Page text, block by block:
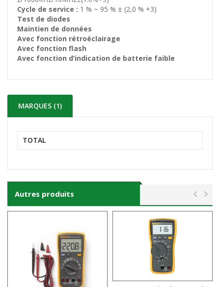
Cycle de service : 1 % ~ 95 % ± (2,0 % +3)
Test de diodes
Maintien de données
Avec fonction rétroéclairage
Avec fonction flash
Avec fonction d’indication de batterie faible
MARQUES (1)
TOTAL
Autres produits